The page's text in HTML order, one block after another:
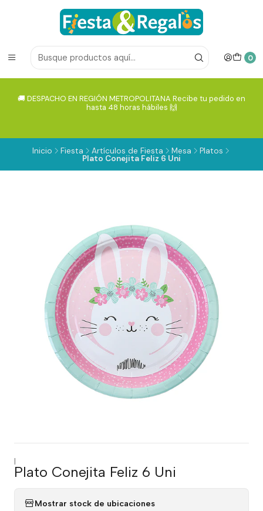
0
🚚 DESPACHO EN REGIÓN METROPOLITANA Recibe tu pedido en
hasta 48 horas hábiles 🙌
Inicio Fiesta Artículos de Fiesta Mesa Platos
Plato Conejita Feliz 6 Uni
|
Plato Conejita Feliz 6 Uni
Mostrar stock de ubicaciones